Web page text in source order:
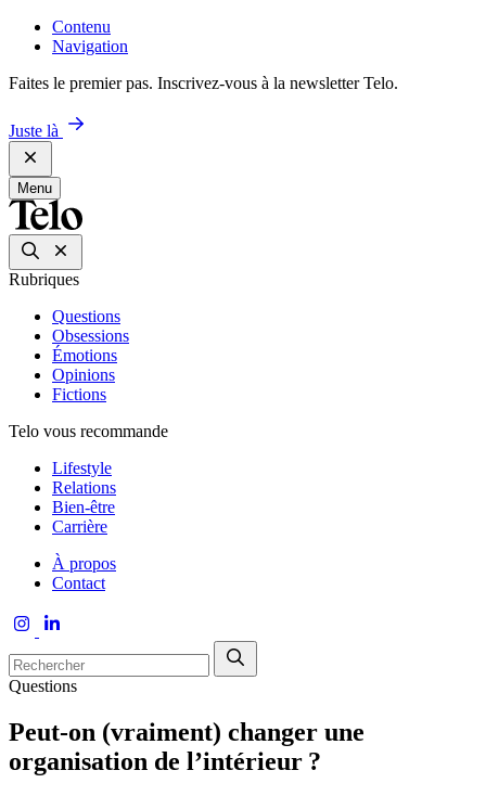
Contenu
Navigation
Faites le premier pas. Inscrivez-vous à la newsletter Telo.
Juste là
Menu
Rubriques
Questions
Obsessions
Émotions
Opinions
Fictions
Telo vous recommande
Lifestyle
Relations
Bien-être
Carrière
À propos
Contact
Questions
Peut-on (vraiment) changer une
organisation de l’intérieur ?